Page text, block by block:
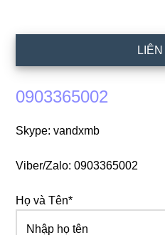
0903365002
Skype: vandxmb
Viber/Zalo: 0903365002
Họ và Tên*